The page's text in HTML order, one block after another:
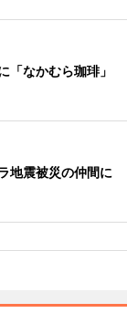
「なかむら珈琲」
地震被災の仲間に